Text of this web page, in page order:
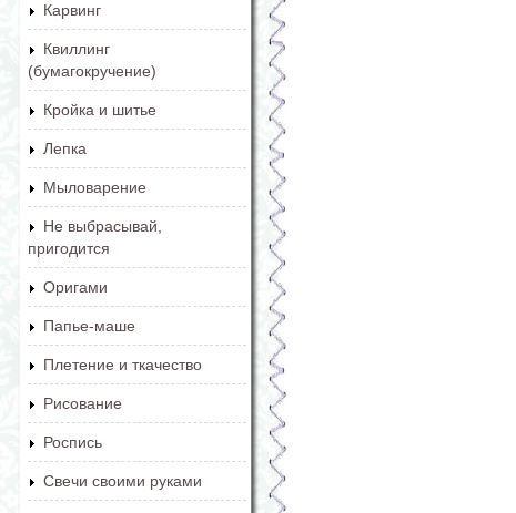
Карвинг
Квиллинг
(бумагокручение)
Кройка и шитье
Лепка
Мыловарение
Не выбрасывай,
пригодится
Оригами
Папье-маше
Плетение и ткачество
Рисование
Роспись
Свечи своими руками